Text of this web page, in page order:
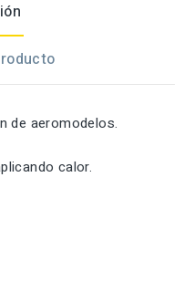
de aeromodelos.
calor.